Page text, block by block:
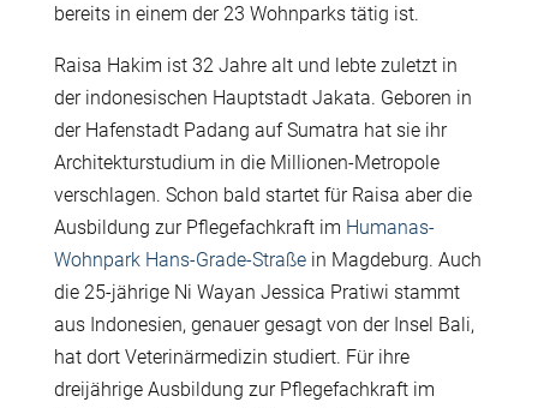
bereits in einem der 23 Wohnparks tätig ist.
Raisa Hakim ist 32 Jahre alt und lebte zuletzt in
der indonesischen Hauptstadt Jakata. Geboren in
der Hafenstadt Padang auf Sumatra hat sie ihr
Architekturstudium in die Millionen-Metropole
verschlagen. Schon bald startet für Raisa aber die
Ausbildung zur Pflegefachkraft im Humanas-
Wohnpark Hans-Grade-Straßein Magdeburg. Auch
die 25-jährige Ni Wayan Jessica Pratiwi stammt
aus Indonesien, genauer gesagt von der Insel Bali,
hat dort Veterinärmedizin studiert. Für ihre
dreijährige Ausbildung zur Pflegefachkraft im